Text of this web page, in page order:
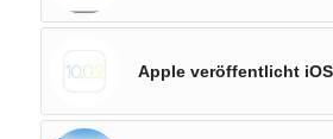
Apple veröffentlicht iOS